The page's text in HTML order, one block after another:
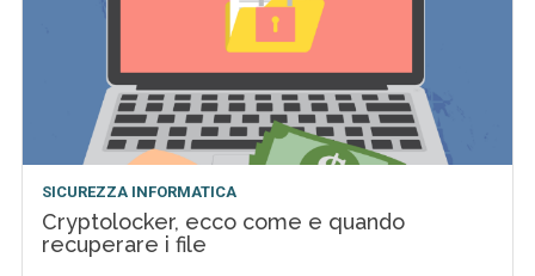
SICUREZZA INFORMATICA
Cryptolocker, ecco come e quando
recuperare i file